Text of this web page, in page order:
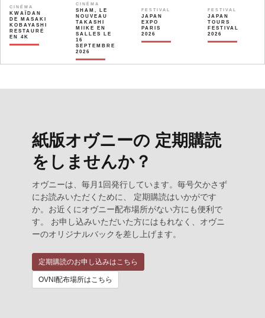
CINÉMA
KWAÏDAN
DE MASAKI
KOBAYASHI
RESTAURÉ
EN 4K
CINÉMA
SHAM, LE
NOUVEAU
TAKASHI
MIIKE EN
SALLES LE
16
SEPTEMBRE
2026
FESTIVAL
JAPAN
EXPO
PARIS
2026
FESTIVAL
JAPAN
TOURS
FESTIVAL
2026
紙版オヴニーの 定期購読
をしませんか？
オヴニーは、毎月1回発行しています。毎号欠かさず
にお読みいただくために、 定期購読はいかがです
か。お近くにオヴニー配布場所がない方にも便利で
す。 お申し込みいただいた方にはもれなく、オヴニ
ーのオリジナルバックを差し上げます。
定期購読のお申し込みはこちら
OVNI配布場所はこちら